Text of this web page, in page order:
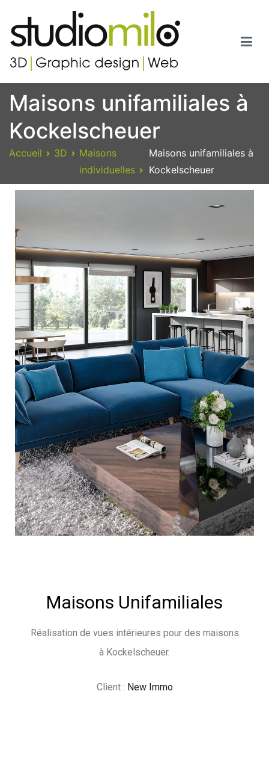
Studiomilo
Votre spécialiste en 3D, Images de synthèse, Graphic design et
Web
Maisons unifamiliales à
Kockelscheuer
Accueil 3D
Maisons
individuelles
Maisons unifamiliales à
Kockelscheuer
Maisons Unifamiliales
Réalisation de vues intérieures pour des maisons
à Kockelscheuer.
Client : New Immo